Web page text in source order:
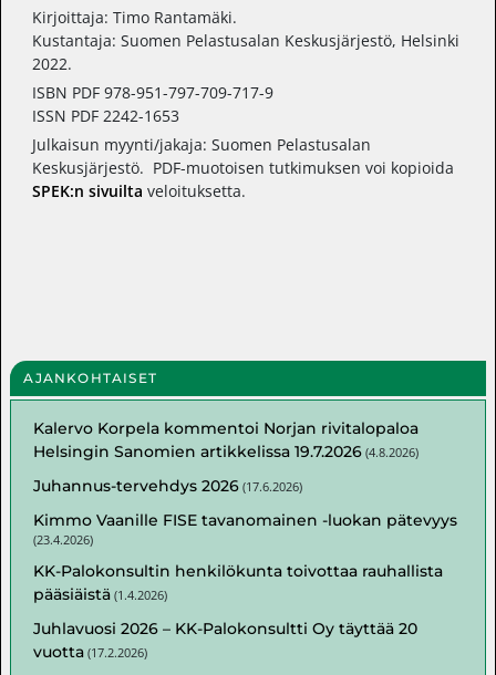
Kirjoittaja: Timo Rantamäki.
Kustantaja: Suomen Pelastusalan Keskusjärjestö, Helsinki
2022.
ISBN PDF 978-951-797-709-717-9
ISSN PDF 2242-1653
Julkaisun myynti/jakaja: Suomen Pelastusalan
Keskusjärjestö. PDF-muotoisen tutkimuksen voi kopioida
SPEK:n sivuilta veloituksetta.
AJANKOHTAISET
Kalervo Korpela kommentoi Norjan rivitalopaloa
Helsingin Sanomien artikkelissa 19.7.2026 (4.8.2026)
Juhannus-tervehdys 2026 (17.6.2026)
Kimmo Vaanille FISE tavanomainen -luokan pätevyys
(23.4.2026)
KK-Palokonsultin henkilökunta toivottaa rauhallista
pääsiäistä (1.4.2026)
Juhlavuosi 2026 – KK-Palokonsultti Oy täyttää 20
vuotta (17.2.2026)